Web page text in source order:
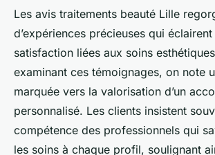
Les avis traitements beauté Lille
d’expériences précieuses qui
satisfaction liées aux soins
examinant ces témoignages, on note
marquée vers la valorisation d’un
personnalisé. Les clients insistent
compétence des professionnels qui
les soins à chaque profil, soulignant